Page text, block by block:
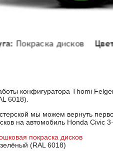
конфигуратора Thomi
6018).
мы можем вернуть
на автомобиль Honda Civic
покраска дисков
(RAL 6018)